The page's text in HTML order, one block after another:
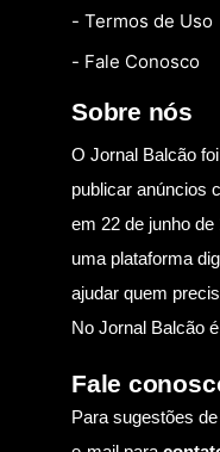
- Termos de Uso
- Fale Conosco
Sobre nós
O Jornal Balcão
publicar anúncios
em 22 de junho
uma plataforma
ajudar quem
No Jornal Balcão
Fale
Para sugestões